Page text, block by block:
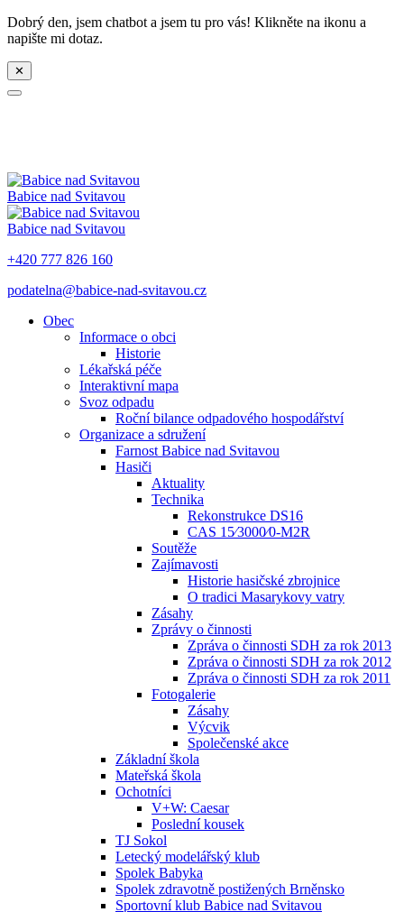
Dobrý den, jsem chatbot a jsem tu pro vás! Klikněte na ikonu a
napište mi dotaz.
✕
Babice nad Svitavou
Babice nad Svitavou
+420 777 826 160
podatelna@babice-nad-svitavou.cz
Obec
Informace o obci
Historie
Lékařská péče
Interaktivní mapa
Svoz odpadu
Roční bilance odpadového hospodářství
Organizace a sdružení
Farnost Babice nad Svitavou
Hasiči
Aktuality
Technika
Rekonstrukce DS16
CAS 15⁄3000⁄0-M2R
Soutěže
Zajímavosti
Historie hasičské zbrojnice
O tradici Masarykovy vatry
Zásahy
Zprávy o činnosti
Zpráva o činnosti SDH za rok 2013
Zpráva o činnosti SDH za rok 2012
Zpráva o činnosti SDH za rok 2011
Fotogalerie
Zásahy
Výcvik
Společenské akce
Základní škola
Mateřská škola
Ochotníci
V+W: Caesar
Poslední kousek
TJ Sokol
Letecký modelářský klub
Spolek Babyka
Spolek zdravotně postižených Brněnsko
Sportovní klub Babice nad Svitavou